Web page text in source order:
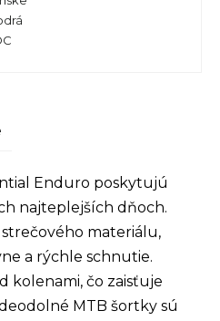
Enduro poskytujú
najteplejších dňoch.
materiálu,
a rýchle schnutie.
kolenami, čo zaisťuje
MTB šortky sú